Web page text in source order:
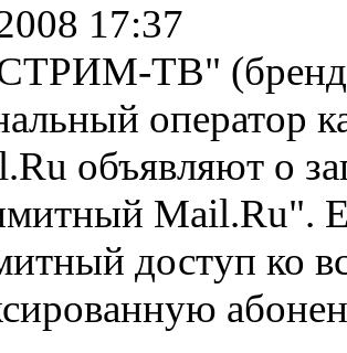
17:37
ТВ" (бренд
оператор
объявляют о
Mail.Ru".
доступ ко